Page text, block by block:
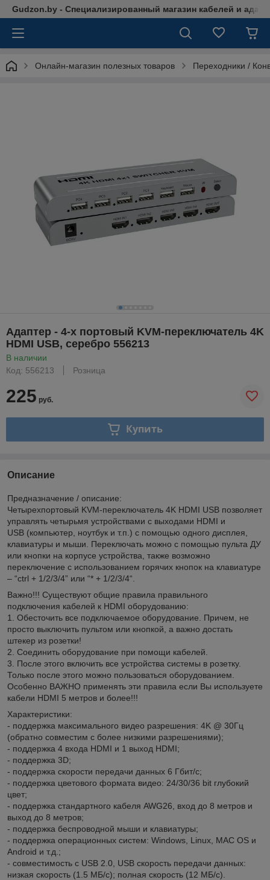
Gudzon.by - Специализированный магазин кабелей и
Онлайн-магазин полезных товаров Переходники /
Адаптер - 4-х портовый KVM-переключатель 4K
HDMI USB, серебро 556213
В наличии
Код: 556213
Розница
225 руб.
Купить
Описание
Предназначение / описание:
Четырехпортовый KVM-переключатель 4K HDMI USB позволяет
управлять четырьмя устройствами с выходами HDMI и
USB (компьютер, ноутбук и т.п.) с помощью одного дисплея,
клавиатуры и мыши. Переключать можно с помощью пульта ДУ
или кнопки на корпусе устройства, также возможно
переключение с использованием горячих кнопок на клавиатуре
– “ctrl + 1/2/3/4” или “* + 1/2/3/4“.
Важно!!! Существуют общие правила правильного
подключения кабелей к HDMI оборудованию:
1. Обесточить все подключаемое оборудование. Причем, не
просто выключить пультом или кнопкой, а важно достать
штекер из розетки!
2. Соединить оборудование при помощи кабелей.
3. После этого включить все устройства системы в розетку.
Только после этого можно пользоваться оборудованием.
Особенно ВАЖНО применять эти правила если Вы используете
кабели HDMI 5 метров и более!!!
Характеристики:
- поддержка максимального видео разрешения: 4K @ 30Гц
(обратно совместим с более низкими разрешениями);
- поддержка 4 входа HDMI и 1 выход HDMI;
- поддержка 3D;
- поддержка скорости передачи данных 6 Гбит/с;
- поддержка цветового формата видео: 24/30/36 bit глубокий
цвет;
- поддержка стандартного кабеля AWG26, вход до 8 метров и
выход до 8 метров;
- поддержка беспроводной мыши и клавиатуры;
- поддержка операционных систем: Windows, Linux, MAC OS и
Android и т.д.;
- совместимость с USB 2.0, USB скорость передачи данных:
низкая скорость (1.5 МБ/с); полная скорость (12 МБ/с).